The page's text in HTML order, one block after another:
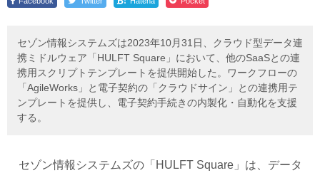
セゾン情報システムズは2023年10月31日、クラウド型データ連
携ミドルウェア「HULFT Square」において、他のSaaSとの連
携用スクリプトテンプレートを提供開始した。ワークフローの
「AgileWorks」と電子契約の「クラウドサイン」との連携用テ
ンプレートを提供し、電子契約手続きの内製化・自動化を支援
する。
セゾン情報システムズの「HULFT Square」は、データ